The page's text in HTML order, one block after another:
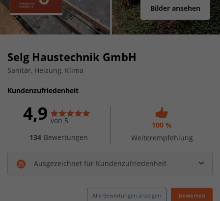
Bilder ansehen
Selg Haustechnik GmbH
Sanitär, Heizung, Klima
Kundenzufriedenheit
4,9 von 5
134 Bewertungen
100 %
Weiterempfehlung
Ausgezeichnet für Kundenzufriedenheit
Alle Bewertungen anzeigen bewerten